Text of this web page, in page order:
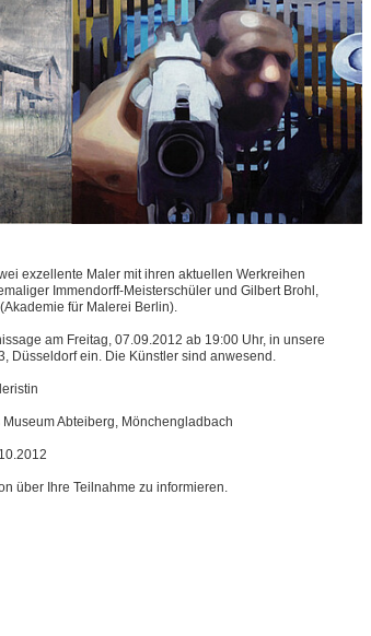
exzellente Maler mit ihren aktuellen Werkreihen
Immendorff-Meisterschüler und Gilbert Brohl,
für Malerei Berlin).
am Freitag, 07.09.2012 ab 19:00 Uhr, in unsere
Düsseldorf ein. Die Künstler sind anwesend.
Abteiberg, Mönchengladbach
über Ihre Teilnahme zu informieren.